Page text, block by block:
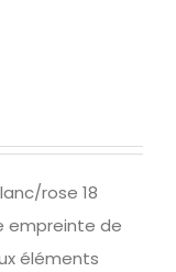
rose 18
empreinte de
éléments